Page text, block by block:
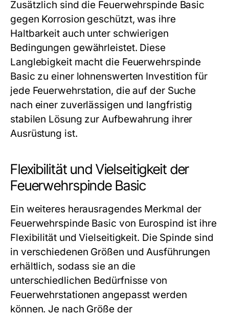
Zusätzlich sind die Feuerwehrspinde Basic
gegen Korrosion geschützt, was ihre
Haltbarkeit auch unter schwierigen
Bedingungen gewährleistet. Diese
Langlebigkeit macht die Feuerwehrspinde
Basic zu einer lohnenswerten Investition für
jede Feuerwehrstation, die auf der Suche
nach einer zuverlässigen und langfristig
stabilen Lösung zur Aufbewahrung ihrer
Ausrüstung ist.
Flexibilität und Vielseitigkeit der
Feuerwehrspinde Basic
Ein weiteres herausragendes Merkmal der
Feuerwehrspinde Basic von Eurospind ist ihre
Flexibilität und Vielseitigkeit. Die Spinde sind
in verschiedenen Größen und Ausführungen
erhältlich, sodass sie an die
unterschiedlichen Bedürfnisse von
Feuerwehrstationen angepasst werden
können. Je nach Größe der